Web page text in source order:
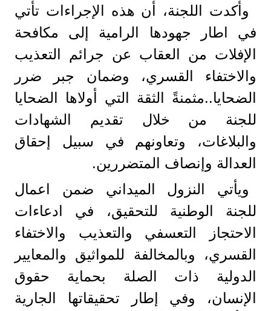
وأكدت اللجنة، أن هذه الإجراءات تأتي
في اطار جهودها الرامية إلى مكافحة
الإفلات من العقاب عن جرائم التعذيب
والاختفاء القسري، وضمان جبر ضرر
الضحايا..مثمنةً الثقة التي أولاها الضحايا
للجنة من خلال تقديم الشهادات
والبلاغات، وتعاونهم في سبيل إحقاق
العدالة وإنصاف المتضررين.
ويأتي النزول الميداني ضمن اعمال
للجنة الوطنية للتحقيق، في ادعاءات
الاحتجاز التعسفي والتعذيب والاختفاء
القسري، وبالمخالفة للمواثيق والمعايير
الدولية ذات الصلة بحماية حقوق
الإنسان، وفي إطار تحقيقاتها الجارية